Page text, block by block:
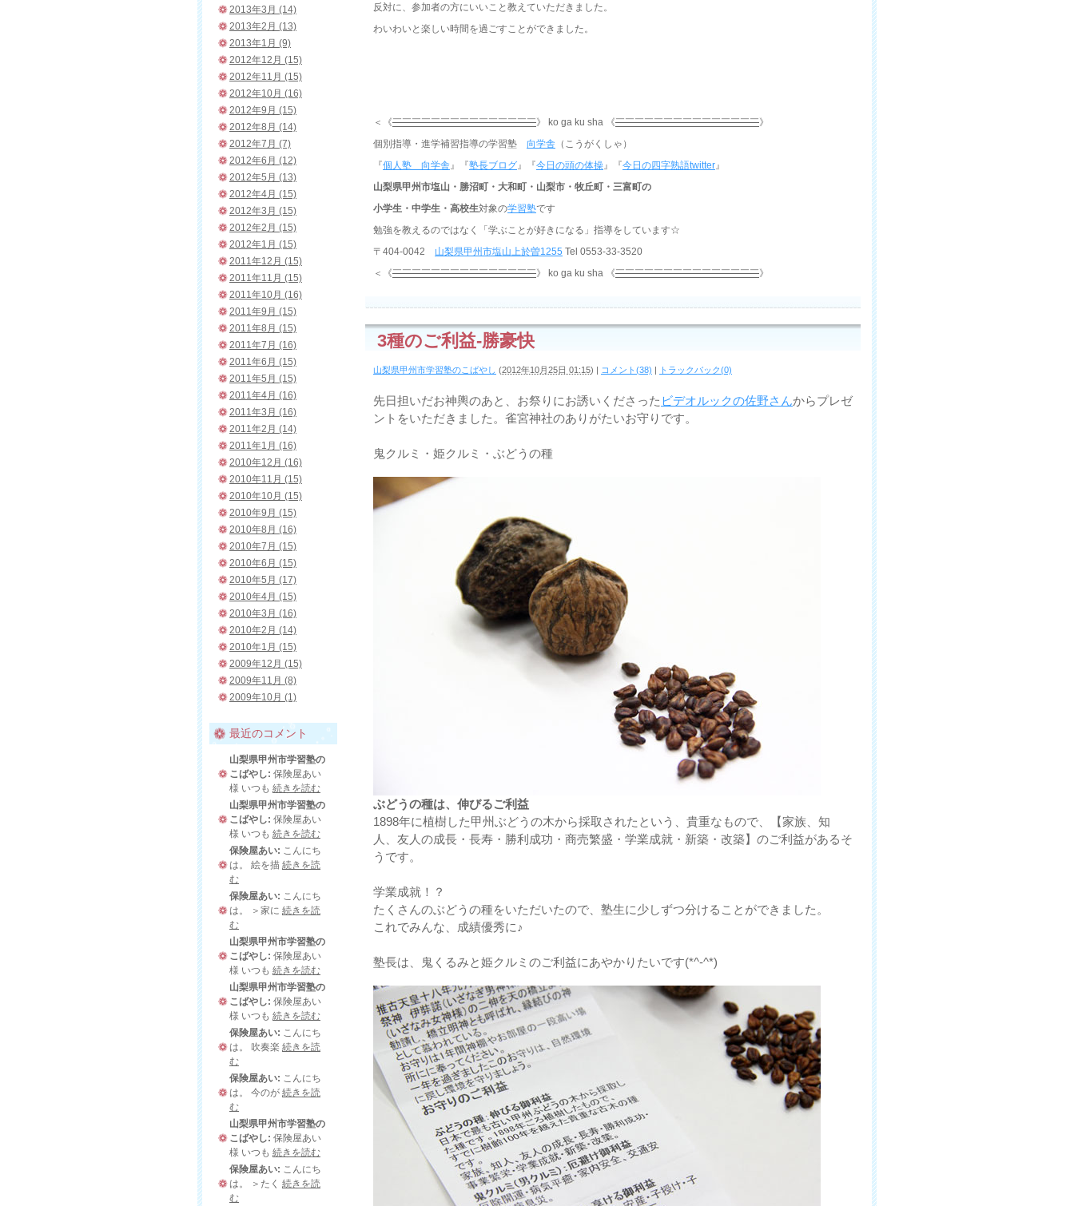
反対に、参加者の方にいいこと教えていただきました。
わいわいと楽しい時間を過ごすことができました。
＜《￣￣￣￣￣￣￣￣￣￣￣￣￣￣￣》 ko ga ku sha 《￣￣￣￣￣￣￣￣￣￣￣￣￣￣￣》
個別指導・進学補習指導の学習塾 向学舎 （こうがくしゃ）
『個人塾 向学舎 』『塾長ブログ』『今日の頭の体操』『今日の四字熟語twitter』
山梨県甲州市塩山・勝沼町・大和町・山梨市・牧丘町・三富町の
小学生・中学生・高校生対象の学習塾です
勉強を教えるのではなく「学ぶことが好きになる」指導をしています☆
〒404-0042 山梨県甲州市塩山上於曽1255 Tel 0553-33-3520
＜《￣￣￣￣￣￣￣￣￣￣￣￣￣￣￣》 ko ga ku sha 《￣￣￣￣￣￣￣￣￣￣￣￣￣￣￣》
3種のご利益-勝豪快
山梨県甲州市学習塾のこばやし (2012年10月25日 01:15) | コメント(38) | トラックバック(0)
先日担いだお神輿のあと、お祭りにお誘いくださった ビデオルックの佐野さんからプレゼ
ントをいただきました。雀宮神社のありがたいお守りです。
鬼クルミ・姫クルミ・ぶどうの種
ぶどうの種は、伸びるご利益
1898年に植樹した甲州ぶどうの木から採取されたという、貴重なもので、【家族、知
人、友人の成長・長寿・勝利成功・商売繁盛・学業成就・新築・改築】のご利益があるそ
うです。
学業成就！？
たくさんのぶどうの種をいただいたので、塾生に少しずつ分けることができました。
これでみんな、成績優秀に♪
塾長は、鬼くるみと姫クルミのご利益にあやかりたいです(*^-^*)
2013年3月 (14)
2013年2月 (13)
2013年1月 (9)
2012年12月 (15)
2012年11月 (15)
2012年10月 (16)
2012年9月 (15)
2012年8月 (14)
2012年7月 (7)
2012年6月 (12)
2012年5月 (13)
2012年4月 (15)
2012年3月 (15)
2012年2月 (15)
2012年1月 (15)
2011年12月 (15)
2011年11月 (15)
2011年10月 (16)
2011年9月 (15)
2011年8月 (15)
2011年7月 (16)
2011年6月 (15)
2011年5月 (15)
2011年4月 (16)
2011年3月 (16)
2011年2月 (14)
2011年1月 (16)
2010年12月 (16)
2010年11月 (15)
2010年10月 (15)
2010年9月 (15)
2010年8月 (16)
2010年7月 (15)
2010年6月 (15)
2010年5月 (17)
2010年4月 (15)
2010年3月 (16)
2010年2月 (14)
2010年1月 (15)
2009年12月 (15)
2009年11月 (8)
2009年10月 (1)
最近のコメント
山梨県甲州市学習塾の
こばやし: 保険屋あい
様 いつも 続きを読む
山梨県甲州市学習塾の
こばやし: 保険屋あい
様 いつも 続きを読む
保険屋あい: こんにち
は。 絵を描 続きを読
む
保険屋あい: こんにち
は。 ＞家に 続きを読
む
山梨県甲州市学習塾の
こばやし: 保険屋あい
様 いつも 続きを読む
山梨県甲州市学習塾の
こばやし: 保険屋あい
様 いつも 続きを読む
保険屋あい: こんにち
は。 吹奏楽 続きを読
む
保険屋あい: こんにち
は。 今のが 続きを読
む
山梨県甲州市学習塾の
こばやし: 保険屋あい
様 いつも 続きを読む
保険屋あい: こんにち
は。 ＞たく 続きを読
む